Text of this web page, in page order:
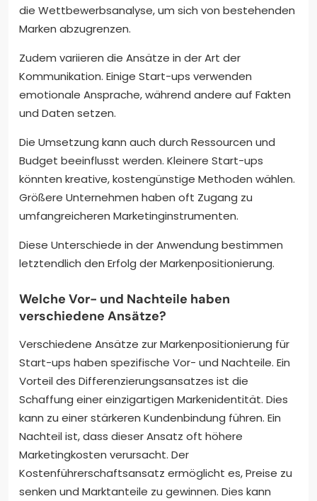
die Wettbewerbsanalyse, um sich von bestehenden
Marken abzugrenzen.
Zudem variieren die Ansätze in der Art der
Kommunikation. Einige Start-ups verwenden
emotionale Ansprache, während andere auf Fakten
und Daten setzen.
Die Umsetzung kann auch durch Ressourcen und
Budget beeinflusst werden. Kleinere Start-ups
könnten kreative, kostengünstige Methoden wählen.
Größere Unternehmen haben oft Zugang zu
umfangreicheren Marketinginstrumenten.
Diese Unterschiede in der Anwendung bestimmen
letztendlich den Erfolg der Markenpositionierung.
Welche Vor- und Nachteile haben
verschiedene Ansätze?
Verschiedene Ansätze zur Markenpositionierung für
Start-ups haben spezifische Vor- und Nachteile. Ein
Vorteil des Differenzierungsansatzes ist die
Schaffung einer einzigartigen Markenidentität. Dies
kann zu einer stärkeren Kundenbindung führen. Ein
Nachteil ist, dass dieser Ansatz oft höhere
Marketingkosten verursacht. Der
Kostenführerschaftsansatz ermöglicht es, Preise zu
senken und Marktanteile zu gewinnen. Dies kann